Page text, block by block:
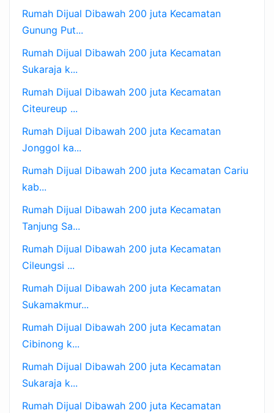
Rumah Dijual Dibawah 200 juta Kecamatan
Gunung Put...
Rumah Dijual Dibawah 200 juta Kecamatan
Sukaraja k...
Rumah Dijual Dibawah 200 juta Kecamatan
Citeureup ...
Rumah Dijual Dibawah 200 juta Kecamatan
Jonggol ka...
Rumah Dijual Dibawah 200 juta Kecamatan Cariu
kab...
Rumah Dijual Dibawah 200 juta Kecamatan
Tanjung Sa...
Rumah Dijual Dibawah 200 juta Kecamatan
Cileungsi ...
Rumah Dijual Dibawah 200 juta Kecamatan
Sukamakmur...
Rumah Dijual Dibawah 200 juta Kecamatan
Cibinong k...
Rumah Dijual Dibawah 200 juta Kecamatan
Sukaraja k...
Rumah Dijual Dibawah 200 juta Kecamatan